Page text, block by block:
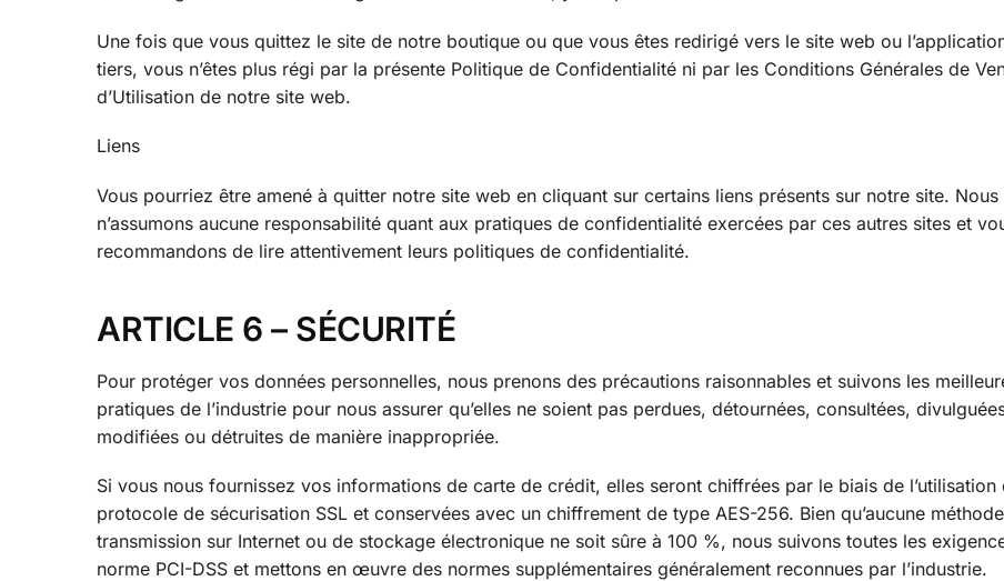
Une fois que vous quittez le site de notre boutique ou que vous êtes redirigé vers le site web ou
tiers, vous n’êtes plus régi par la présente Politique de Confidentialité ni par les Conditions Générales de
d’Utilisation de notre site web.
Liens
Vous pourriez être amené à quitter notre site web en cliquant sur certains liens présents sur notre site. Nous
n’assumons aucune responsabilité quant aux pratiques de confidentialité exercées par ces autres sites et
recommandons de lire attentivement leurs politiques de confidentialité.
ARTICLE 6 – SÉCURITÉ
Pour protéger vos données personnelles, nous prenons des précautions raisonnables et suivons les
pratiques de l’industrie pour nous assurer qu’elles ne soient pas perdues, détournées, consultées,
modifiées ou détruites de manière inappropriée.
Si vous nous fournissez vos informations de carte de crédit, elles seront chiffrées par le biais de l’utilisation
protocole de sécurisation SSL et conservées avec un chiffrement de type AES-256. Bien qu’aucune
transmission sur Internet ou de stockage électronique ne soit sûre à 100 %, nous suivons toutes les
norme PCI-DSS et mettons en œuvre des normes supplémentaires généralement reconnues par l’industrie.